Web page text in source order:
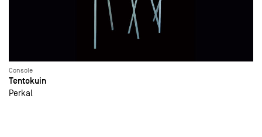
Console
Tentokuin
Perkal